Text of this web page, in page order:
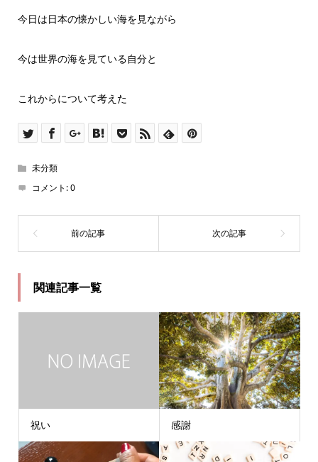
今日は日本の懐かしい海を見ながら
今は世界の海を見ている自分と
これからについて考えた
未分類
コメント:0
関連記事一覧
祝い 感謝